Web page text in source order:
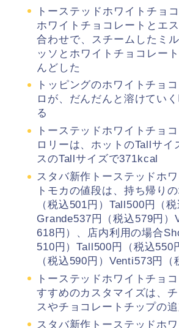
トーステッドホワイトチョ
ホワイトチョコレートとエ
合わせで、スチームしたミ
ッソとホワイトチョコレー
んどした
トッピングのホワイトチョ
ロが、だんだんと溶けてい
る
トーステッドホワイトチョ
ロリーは、ホットのTallサイ
スのTallサイズで371kcal
スタバ新作トーステッドホ
トモカの値段は、持ち帰り
（税込501円）Tall500円（税
Grande537円（税込579円）
618円）、店内利用の場合
510円）Tall500円（税込550
（税込590円）Venti573円（
トーステッドホワイトチョ
すすめのカスタマイズは、
スやチョコレートチップの
スタバ新作トーステッドホ